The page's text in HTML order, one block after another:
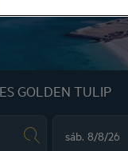
GOLDEN TULIP